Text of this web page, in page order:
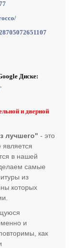
Диске:
и дверной
лучшего" - это
в нашей
самые
из
которых
и
как